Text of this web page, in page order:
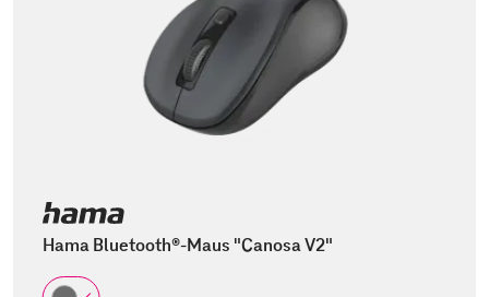
Hama Bluetooth®-Maus "Canosa V2"